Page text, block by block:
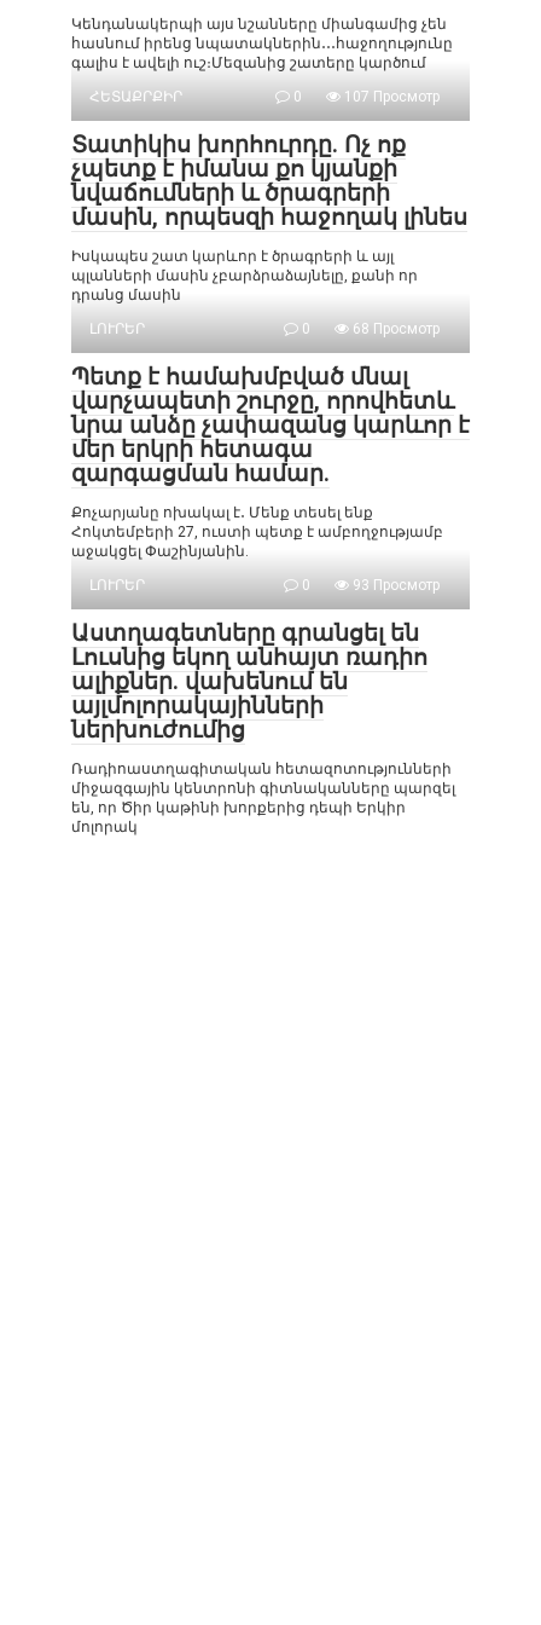
Կենդանակերպի այս նշանները միանգամից չեն
հասնում իրենց նպատակներին․․․հաջողությունը
գալիս է ավելի ուշ։Մեզանից շատերը կարծում
ՀԵՏԱՔՐՔԻՐ
0 107 Просмотр
Տատիկիս խորհուրդը. Ոչ ոք
չպետք է իմանա քո կյանքի
նվաճումների և ծրագրերի
մասին, որպեսզի հաջողակ լինես
Իսկապես շատ կարևոր է ծրագրերի և այլ
պլանների մասին չբարձրաձայնելը, քանի որ
դրանց մասին
ԼՈՒՐԵՐ
0 68 Просмотр
Պետք է համախմբված մնալ
վարչապետի շուրջը, որովհետև
նրա անձը չափազանց կարևոր է
մեր երկրի հետագա
զարգացման համար.
Քոչարյանը ոխակալ է․ Մենք տեսել ենք
Հոկտեմբերի 27, ուստի պետք է ամբողջությամբ
աջակցել Փաշինյանին.
ԼՈՒՐԵՐ
0 93 Просмотр
Աստղագետները գրանցել են
Լուսնից եկող անհայտ ռադիո
ալիքներ. վախենում են
այլմոլորակայինների
ներխուժումից
Ռադիոաստղագիտական հետազոտությունների
միջազգային կենտրոնի գիտնականները պարզել
են, որ Ծիր կաթինի խորքերից դեպի Երկիր
մոլորակ